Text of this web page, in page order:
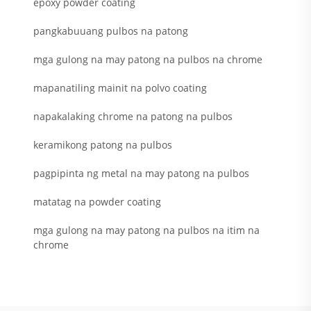
pangkabuuang pulbos na patong
mga gulong na may patong na pulbos na chrome
mapanatiling mainit na polvo coating
napakalaking chrome na patong na pulbos
keramikong patong na pulbos
pagpipinta ng metal na may patong na pulbos
matatag na powder coating
mga gulong na may patong na pulbos na itim na
chrome